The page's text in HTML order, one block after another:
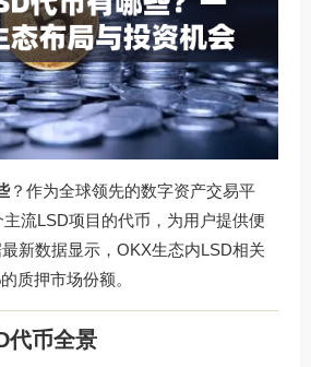
？作为全球领先的数字资产交易平
流LSD项目的代币，为用户提供便
新数据显示，OKX生态内LSD相关
质押市场份额。
代币全景